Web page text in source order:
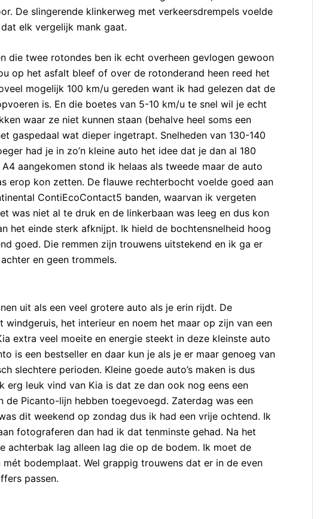
De slingerende klinkerweg met verkeersdrempels voelde
elk vergelijk mank gaat.
die twee rotondes ben ik echt overheen gevlogen gewoon
op het asfalt bleef of over de rotonderand heen reed het
mogelijk 100 km/u gereden want ik had gelezen dat de
is. En die boetes van 5-10 km/u te snel wil je echt
waar ze niet kunnen staan (behalve heel soms een
gaspedaal wat dieper ingetrapt. Snelheden van 130-140
had je in zo’n kleine auto het idee dat je dan al 180
aangekomen stond ik helaas als tweede maar de auto
erop kon zetten. De flauwe rechterbocht voelde goed aan
ContiEcoContact5 banden, waarvan ik vergeten
was niet al te druk en de linkerbaan was leeg en dus kon
het einde sterk afknijpt. Ik hield de bochtensnelheid hoog
goed. Die remmen zijn trouwens uitstekend en ik ga er
en geen trommels.
uit als een veel grotere auto als je erin rijdt. De
het interieur en noem het maar op zijn van een
extra veel moeite en energie steekt in deze kleinste auto
is een bestseller en daar kun je als je er maar genoeg van
slechtere perioden. Kleine goede auto’s maken is dus
leuk vind van Kia is dat ze dan ook nog eens een
de Picanto-lijn hebben toegevoegd. Zaterdag was een
dit weekend op zondag dus ik had een vrije ochtend. Ik
fotograferen dan had ik dat tenminste gehad. Na het
lag alleen lag die op de bodem. Ik moet de
bodemplaat. Wel grappig trouwens dat er in de even
passen.